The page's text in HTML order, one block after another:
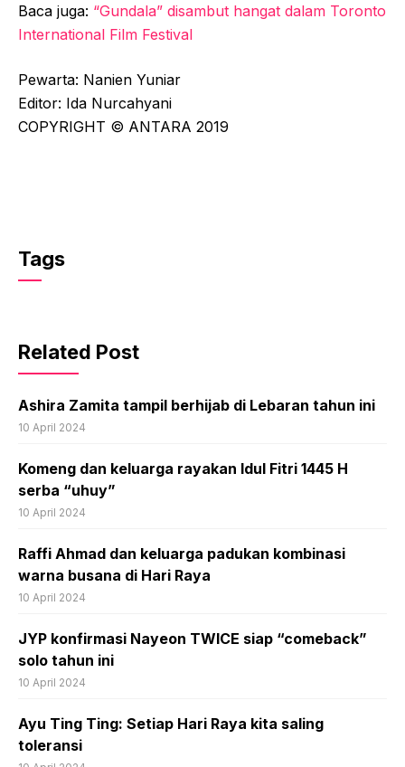
Baca juga: “Gundala” disambut hangat dalam Toronto
International Film Festival
Pewarta: Nanien Yuniar
Editor: Ida Nurcahyani
COPYRIGHT © ANTARA 2019
Tags
Related Post
Ashira Zamita tampil berhijab di Lebaran tahun ini
10 April 2024
Komeng dan keluarga rayakan Idul Fitri 1445 H
serba “uhuy”
10 April 2024
Raffi Ahmad dan keluarga padukan kombinasi
warna busana di Hari Raya
10 April 2024
JYP konfirmasi Nayeon TWICE siap “comeback”
solo tahun ini
10 April 2024
Ayu Ting Ting: Setiap Hari Raya kita saling
toleransi